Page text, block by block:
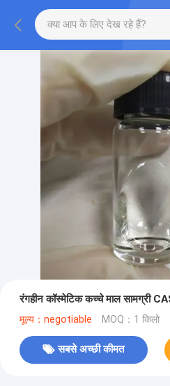
रंगहीन कॉस्मेटिक कच्चे माल सामग्री
मूल्य：negotiable MOQ：1 किलो
सबसे अच्छी कीमत